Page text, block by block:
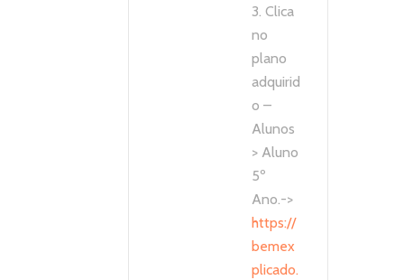
3. Clica
no
plano
adquirid
o –
Alunos
> Aluno
5º
Ano.->
https://
bemex
plicado.